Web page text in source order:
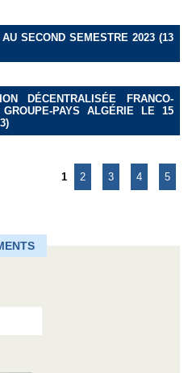
SECOND SEMESTRE 2023 (13
DÉCENTRALISÉE FRANCO-
PAYS ALGÉRIE LE 15
1 2 3 4 5